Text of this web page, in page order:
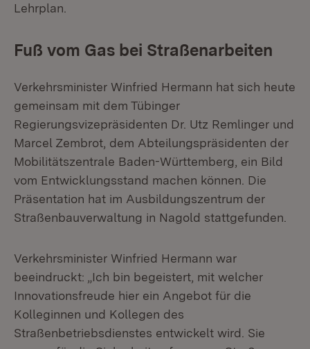
Lehrplan.
Fuß vom Gas bei Straßenarbeiten
Verkehrsminister Winfried Hermann hat sich heute
gemeinsam mit dem Tübinger
Regierungsvizepräsidenten Dr. Utz Remlinger und
Marcel Zembrot, dem Abteilungspräsidenten der
Mobilitätszentrale Baden-Württemberg, ein Bild
vom Entwicklungsstand machen können. Die
Präsentation hat im Ausbildungszentrum der
Straßenbauverwaltung in Nagold stattgefunden.
Verkehrsminister Winfried Hermann war
beeindruckt: „Ich bin begeistert, mit welcher
Innovationsfreude hier ein Angebot für die
Kolleginnen und Kollegen des
Straßenbetriebsdienstes entwickelt wird. Sie